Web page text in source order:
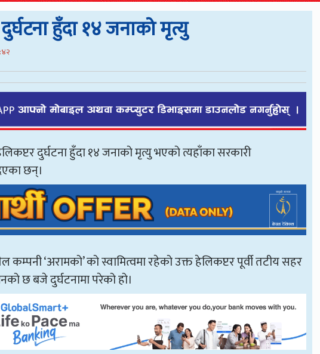
हुँदा १४ जनाको मृत्यु
दुर्घटना हुँदा १४ जनाको मृत्यु भएको त्यहाँका सरकारी
छन्।
‘अरामको’ को स्वामित्वमा रहेको उक्त हेलिकप्टर पूर्वी तटीय सहर
छ बजे दुर्घटनामा परेको हो।